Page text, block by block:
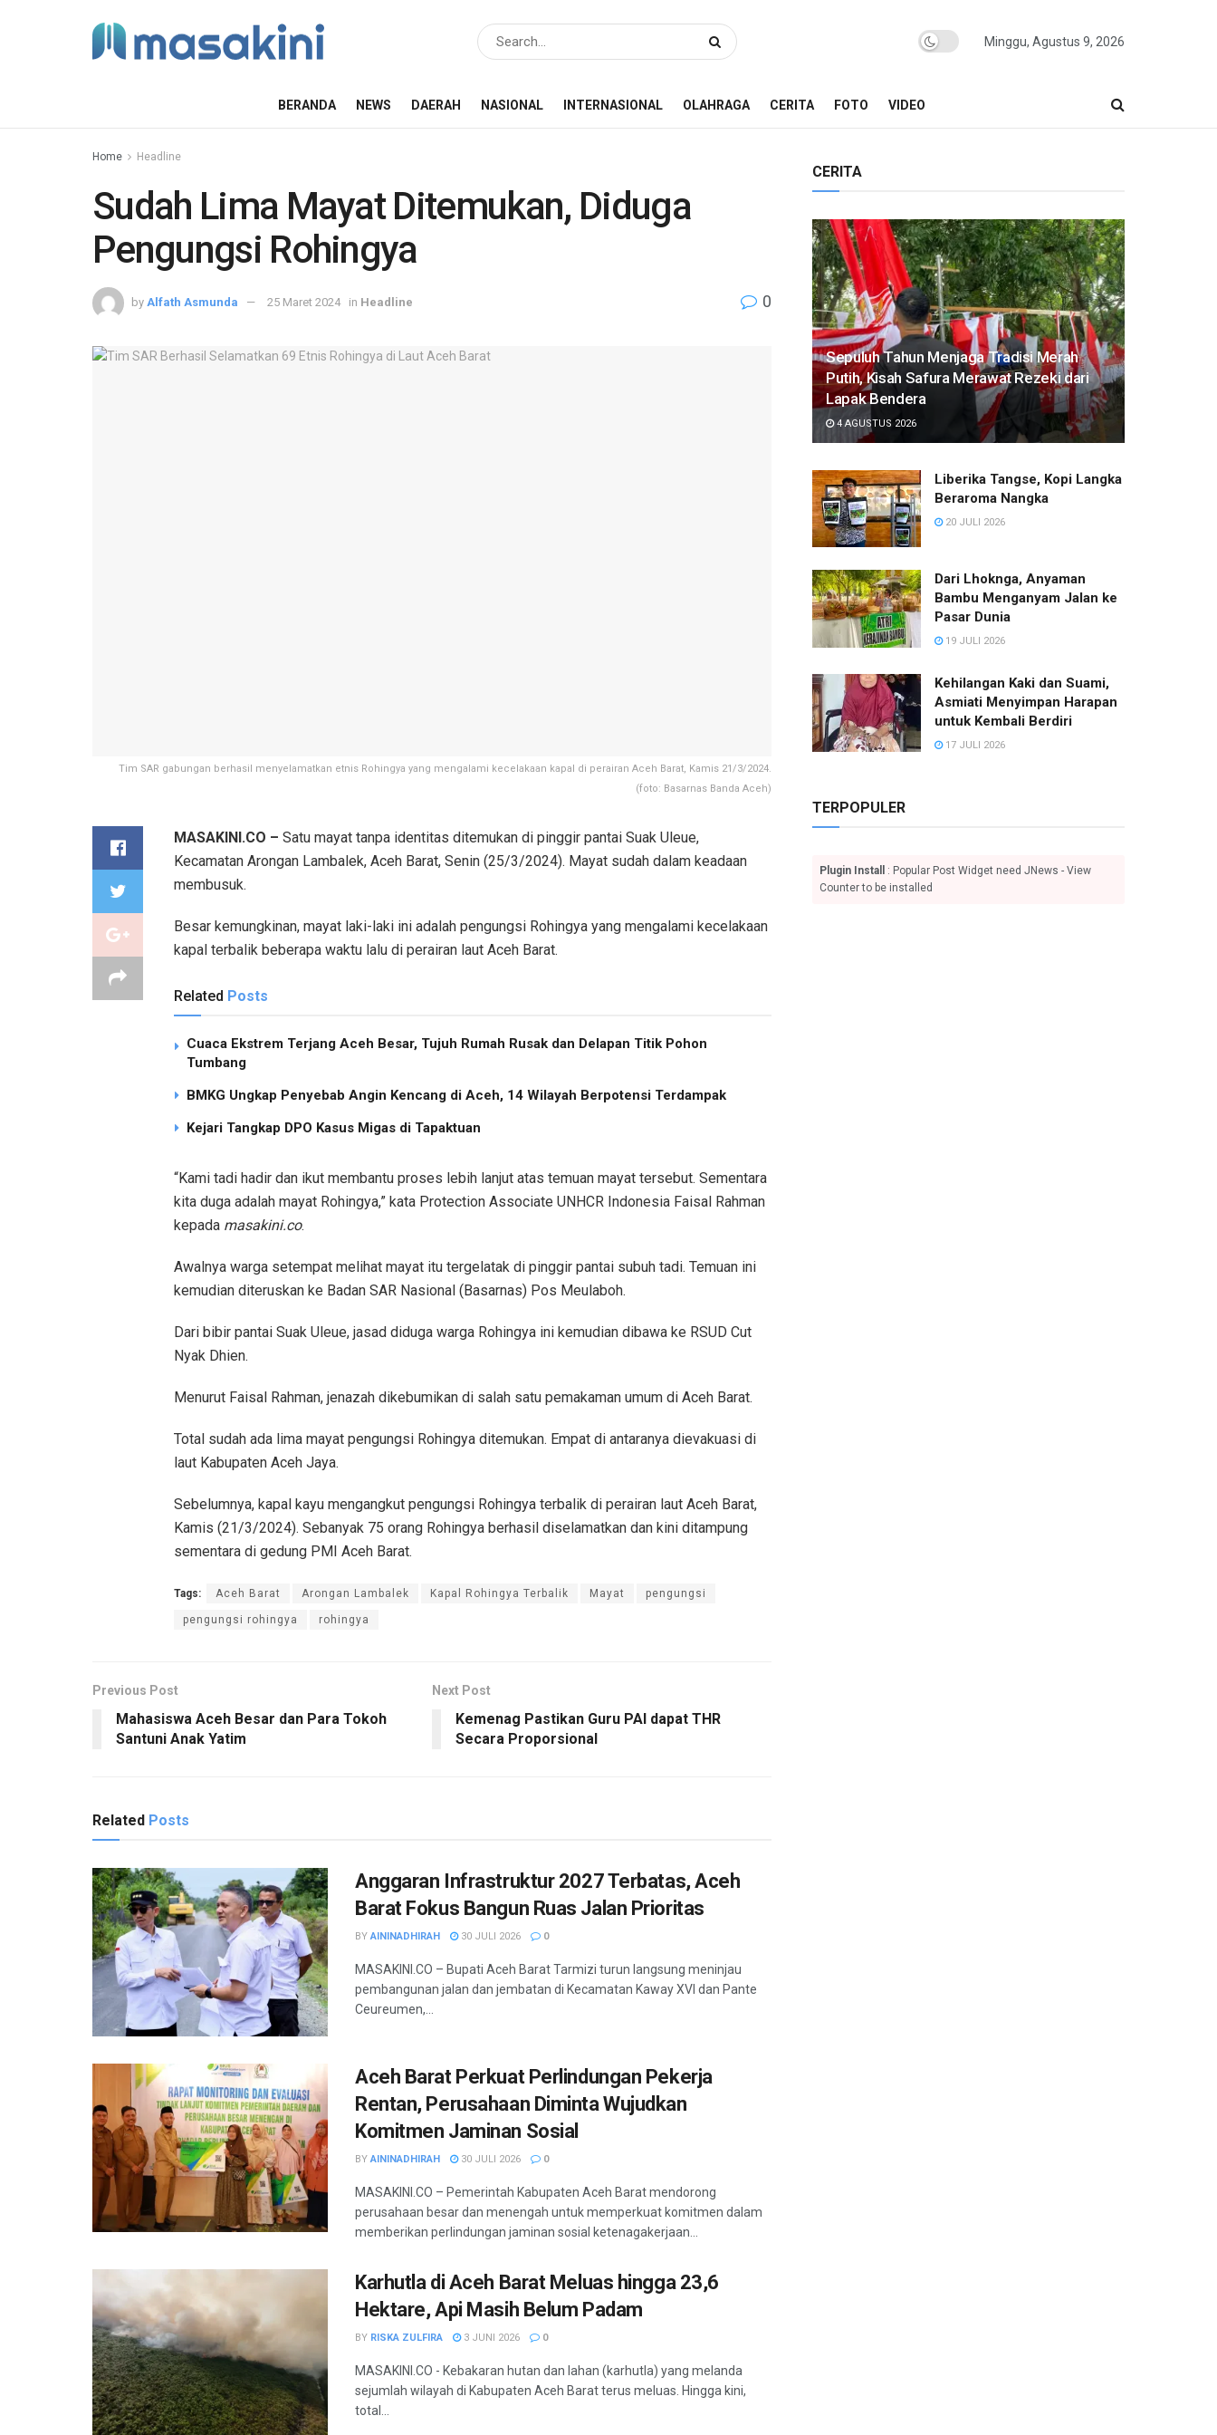
Minggu, Agustus 9, 2026
BERANDA NEWS DAERAH NASIONAL INTERNASIONAL OLAHRAGA CERITA FOTO VIDEO
Home Headline
Sudah Lima Mayat Ditemukan, Diduga
Pengungsi Rohingya
by Alfath Asmunda 25 Maret 2024 in Headline 0
Tim SAR gabungan berhasil menyelamatkan etnis Rohingya yang mengalami kecelakaan kapal di perairan Aceh Barat, Kamis 21/3/2024.
(foto: Basarnas Banda Aceh)
MASAKINI.CO – Satu mayat tanpa identitas ditemukan di pinggir pantai Suak Uleue,
Kecamatan Arongan Lambalek, Aceh Barat, Senin (25/3/2024). Mayat sudah dalam keadaan
membusuk.
Besar kemungkinan, mayat laki-laki ini adalah pengungsi Rohingya yang mengalami kecelakaan
kapal terbalik beberapa waktu lalu di perairan laut Aceh Barat.
Related Posts
Cuaca Ekstrem Terjang Aceh Besar, Tujuh Rumah Rusak dan Delapan Titik Pohon
Tumbang
BMKG Ungkap Penyebab Angin Kencang di Aceh, 14 Wilayah Berpotensi Terdampak
Kejari Tangkap DPO Kasus Migas di Tapaktuan
“Kami tadi hadir dan ikut membantu proses lebih lanjut atas temuan mayat tersebut. Sementara
kita duga adalah mayat Rohingya,” kata Protection Associate UNHCR Indonesia Faisal Rahman
kepada masakini.co.
Awalnya warga setempat melihat mayat itu tergelatak di pinggir pantai subuh tadi. Temuan ini
kemudian diteruskan ke Badan SAR Nasional (Basarnas) Pos Meulaboh.
Dari bibir pantai Suak Uleue, jasad diduga warga Rohingya ini kemudian dibawa ke RSUD Cut
Nyak Dhien.
Menurut Faisal Rahman, jenazah dikebumikan di salah satu pemakaman umum di Aceh Barat.
Total sudah ada lima mayat pengungsi Rohingya ditemukan. Empat di antaranya dievakuasi di
laut Kabupaten Aceh Jaya.
Sebelumnya, kapal kayu mengangkut pengungsi Rohingya terbalik di perairan laut Aceh Barat,
Kamis (21/3/2024). Sebanyak 75 orang Rohingya berhasil diselamatkan dan kini ditampung
sementara di gedung PMI Aceh Barat.
Tags: Aceh Barat Arongan Lambalek Kapal Rohingya Terbalik Mayat pengungsi
pengungsi rohingya rohingya
Previous Post
Mahasiswa Aceh Besar dan Para Tokoh
Santuni Anak Yatim
Next Post
Kemenag Pastikan Guru PAI dapat THR
Secara Proporsional
Related Posts
Anggaran Infrastruktur 2027 Terbatas, Aceh
Barat Fokus Bangun Ruas Jalan Prioritas
BY AININADHIRAH 30 JULI 2026 0
MASAKINI.CO – Bupati Aceh Barat Tarmizi turun langsung meninjau
pembangunan jalan dan jembatan di Kecamatan Kaway XVI dan Pante
Ceureumen,...
Aceh Barat Perkuat Perlindungan Pekerja
Rentan, Perusahaan Diminta Wujudkan
Komitmen Jaminan Sosial
BY AININADHIRAH 30 JULI 2026 0
MASAKINI.CO – Pemerintah Kabupaten Aceh Barat mendorong
perusahaan besar dan menengah untuk memperkuat komitmen dalam
memberikan perlindungan jaminan sosial ketenagakerjaan...
Karhutla di Aceh Barat Meluas hingga 23,6
Hektare, Api Masih Belum Padam
BY RISKA ZULFIRA 3 JUNI 2026 0
MASAKINI.CO - Kebakaran hutan dan lahan (karhutla) yang melanda
sejumlah wilayah di Kabupaten Aceh Barat terus meluas. Hingga kini,
total...
CERITA
Sepuluh Tahun Menjaga Tradisi Merah
Putih, Kisah Safura Merawat Rezeki dari
Lapak Bendera
4 AGUSTUS 2026
Liberika Tangse, Kopi Langka
Beraroma Nangka
20 JULI 2026
Dari Lhoknga, Anyaman
Bambu Menganyam Jalan ke
Pasar Dunia
19 JULI 2026
Kehilangan Kaki dan Suami,
Asmiati Menyimpan Harapan
untuk Kembali Berdiri
17 JULI 2026
TERPOPULER
Plugin Install
: Popular Post Widget need JNews - View
Counter to be installed